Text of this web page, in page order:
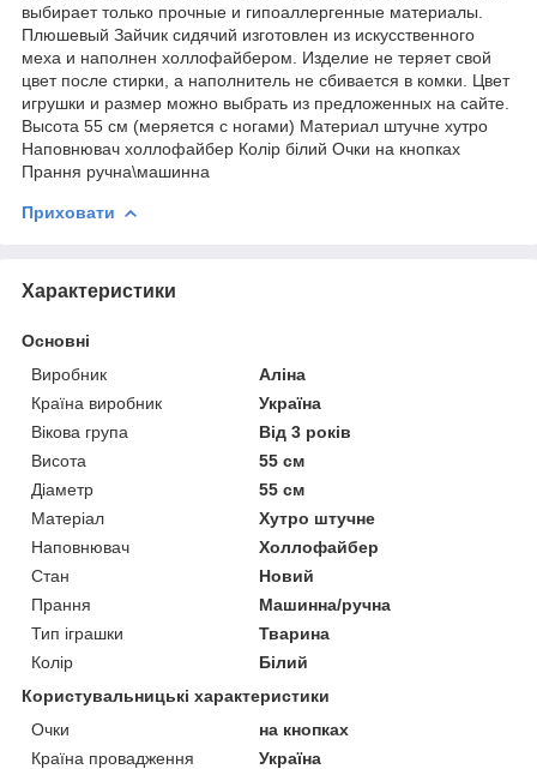
выбирает только прочные и гипоаллергенные материалы.
Плюшевый Зайчик сидячий изготовлен из искусственного
меха и наполнен холлофайбером. Изделие не теряет свой
цвет после стирки, а наполнитель не сбивается в комки. Цвет
игрушки и размер можно выбрать из предложенных на сайте.
Высота 55 см (меряется с ногами) Материал штучне хутро
Наповнювач холлофайбер Колір білий Очки на кнопках
Прання ручна\машинна
Приховати
Характеристики
Основні
Виробник
Аліна
Країна виробник
Україна
Вікова група
Від 3 років
Висота
55 см
Діаметр
55 см
Матеріал
Хутро штучне
Наповнювач
Холлофайбер
Стан
Новий
Прання
Машинна/ручна
Тип іграшки
Тварина
Колір
Білий
Користувальницькі характеристики
Очки
на кнопках
Країна провадження
Україна